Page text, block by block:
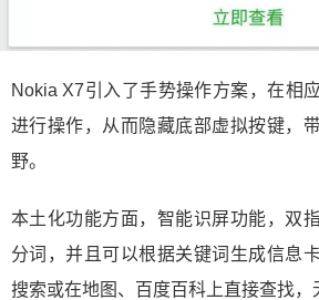
Nokia X7引入了手势操作方案，在相
进行操作，从而隐藏底部虚拟按键，
野。
本土化功能方面，智能识屏功能，双
分词，并且可以根据关键词生成信息
搜索或在地图、百度百科上直接查找，